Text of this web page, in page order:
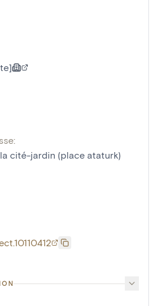
cité-jardin (place ataturk)